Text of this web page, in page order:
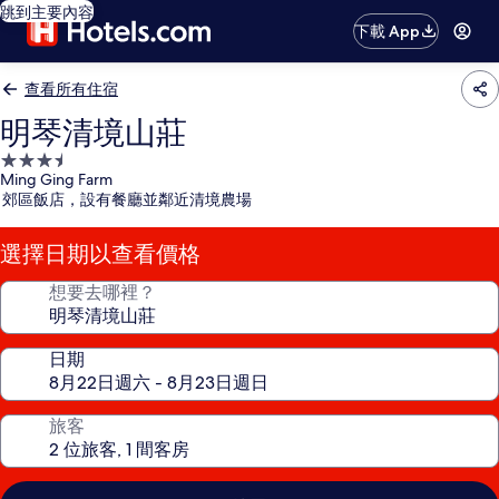
跳到主要內容
下載 App
查看所有住宿
明琴清境山莊
3.5
星
級
住
宿
Ming Ging Farm
郊區飯店，設有餐廳並鄰近清境農場
選擇日期以查看價格
想要去哪裡？
日期
旅客